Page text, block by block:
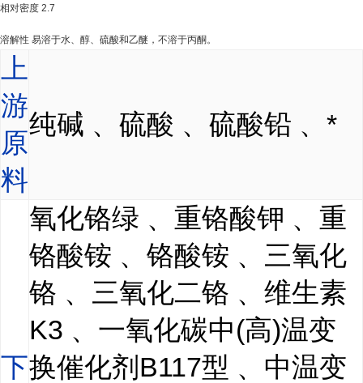
相对密度 2.7
溶解性 易溶于水、醇、硫酸和乙醚，不溶于丙酮。
上
游
原
料
纯碱 、硫酸 、硫酸铅 、*
下
氧化铬绿 、重铬酸钾 、重
铬酸铵 、铬酸铵 、三氧化
铬 、三氧化二铬 、维生素
K3 、一氧化碳中(高)温变
换催化剂B117型 、中温变